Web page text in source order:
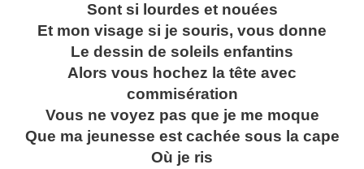
Sont si lourdes et nouées
Et mon visage si je souris, vous donne
Le dessin de soleils enfantins
Alors vous hochez la tête avec
commisération
Vous ne voyez pas que je me moque
Que ma jeunesse est cachée sous la cape
Où je ris